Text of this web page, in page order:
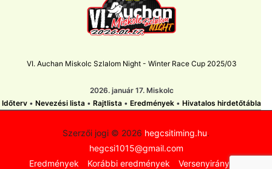
VI. Auchan Miskolc Szlalom Night - Winter Race Cup 2025/03
2026. január 17. Miskolc
Időterv • Nevezési lista • Rajtlista • Eredmények • Hivatalos hirdetőtábla
Szerzői jogi © 2026 hegcsitiming.hu.
hegcsi1015@gmail.com
Eredmények
Korábbi eredmények Versenyirányítás